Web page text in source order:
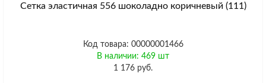
Сетка эластичная 556 шоколадно коричневый (111)
Код товара: 00000001466
В наличии: 469 шт
1 176 руб.